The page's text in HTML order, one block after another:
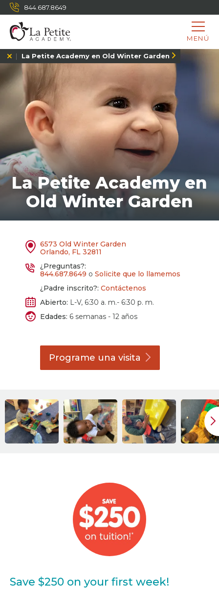
844.687.8649
MENÚ
La Petite Academy en Old Winter Garden
La Petite Academy en
Old Winter Garden
6573 Old Winter Garden
Orlando, FL 32811
¿Preguntas?:
844.687.8649 o Solicite que lo llamemos
¿Padre inscrito?: Contáctenos
Abierto: L-V, 6:30 a. m.- 6:30 p. m.
Edades: 6 semanas - 12 años
Programe unavisita
Save $250 on your first week!